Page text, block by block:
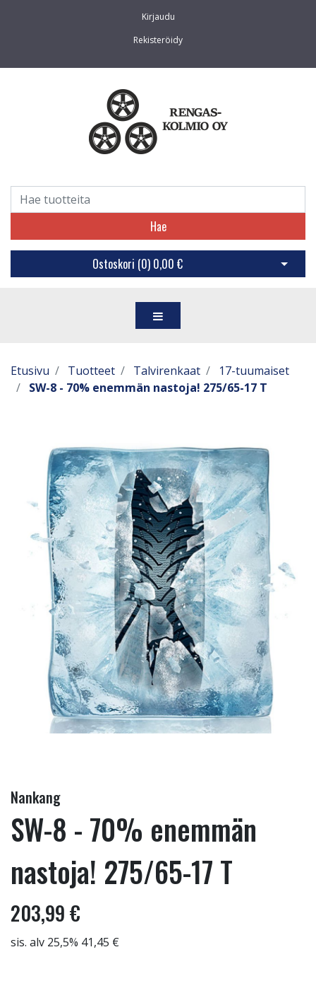
Kirjaudu
Rekisteröidy
Hae
Ostoskori (0) 0,00 € Avaa
Etusivu Tuotteet Talvirenkaat
17-tuumaiset
SW-8 - 70% enemmän nastoja! 275/65-17 T
Nankang
SW-8 - 70% enemmän
nastoja! 275/65-17 T
203,99 €
sis. alv 25,5% 41,45 €